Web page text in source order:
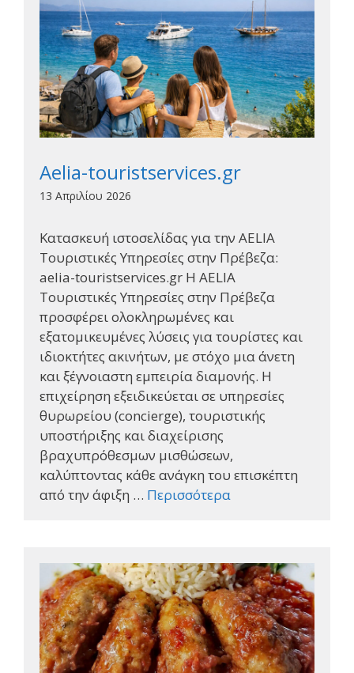
Aelia-touristservices.gr
13 Απριλίου 2026
Κατασκευή ιστοσελίδας για την AELIA
Τουριστικές Υπηρεσίες στην Πρέβεζα:
aelia-touristservices.gr Η AELIA
Τουριστικές Υπηρεσίες στην Πρέβεζα
προσφέρει ολοκληρωμένες και
εξατομικευμένες λύσεις για τουρίστες και
ιδιοκτήτες ακινήτων, με στόχο μια άνετη
και ξέγνοιαστη εμπειρία διαμονής. Η
επιχείρηση εξειδικεύεται σε υπηρεσίες
θυρωρείου (concierge), τουριστικής
υποστήριξης και διαχείρισης
βραχυπρόθεσμων μισθώσεων,
καλύπτοντας κάθε ανάγκη του επισκέπτη
από την άφιξη … Περισσότερα